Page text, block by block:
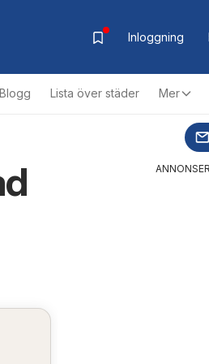
Inloggning
Blogg Lista över städer Mer
ANNONSER